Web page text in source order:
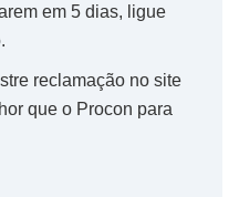
em 5 dias, ligue
reclamação no site
que o Procon para